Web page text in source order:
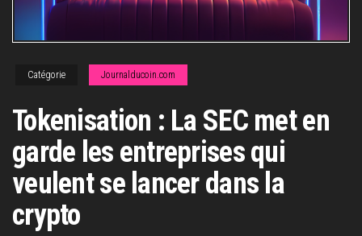
Catégorie Journalducoin.com
Tokenisation : La SEC met en
garde les entreprises qui
veulent se lancer dans la
crypto